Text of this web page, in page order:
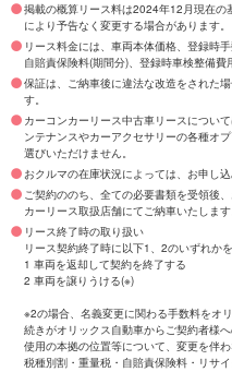
掲載の概算リース料は2024年12月現在の
により予告なく変更する場合があります。
リース料金には、車両本体価格、登録時
自賠責保険料(期間分)、登録時車検整備費
保証は、ご納車後に違法な改造をされた
す。
カーコンカーリース中古車リースについ
ンテナンスやカーアクセサリーの各種オ
選びいただけません。
おクルマの在庫状況によっては、お申し
ご契約ののち、全ての必要書類を受領後
カーリース取扱店舗にてご納車いたします
リース終了時の取り扱い
リース契約終了時に以下1、2のいずれか
1 車両を返却して契約を終了する
2 車両を譲りうける(※)
※2の場合、名義変更に関わる手数料をオ
続きがオリックス自動車からご契約者様
使用の本拠の位置等について、変更を伴
税種別割・重量税・自賠責保険料・リサ